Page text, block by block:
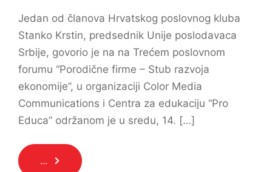
Jedan od članova Hrvatskog poslovnog kluba
Stanko Krstin, predsednik Unije poslodavaca
Srbije, govorio je na na Trećem poslovnom
forumu “Porodične firme – Stub razvoja
ekonomije”, u organizaciji Color Media
Communications i Centra za edukaciju “Pro
Educa” održanom je u sredu, 14. […]
...